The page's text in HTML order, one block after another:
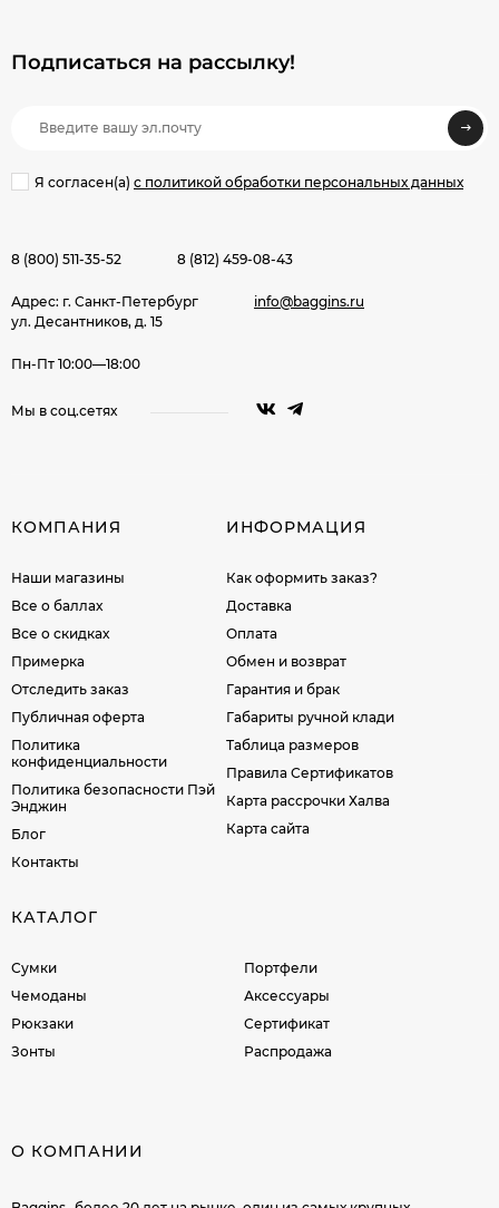
Подписаться на рассылкy!
Я согласен(a) с политикой обработки персональных данных
8 (800) 511-35-52 8 (812) 459-08-43
Адрес: г. Санкт-Петербург
ул. Десантников, д. 15
info@baggins.ru
Пн-Пт 10:00—18:00
Мы в соц.сетях
КОМПАНИЯ
Наши магазины
Все о баллах
Все о скидках
Примерка
Отследить заказ
Публичная оферта
Политика
конфиденциальности
Политика безопасности Пэй
Энджин
Блог
Контакты
ИНФОРМАЦИЯ
Как оформить заказ?
Доставка
Оплата
Обмен и возврат
Гарантия и брак
Габариты ручной клади
Таблица размеров
Правила Сертификатов
Карта рассрочки Халва
Карта сайта
КАТАЛОГ
Сумки
Чемоданы
Рюкзаки
Зонты
Портфели
Аксессуары
Сертификат
Распродажа
О КОМПАНИИ